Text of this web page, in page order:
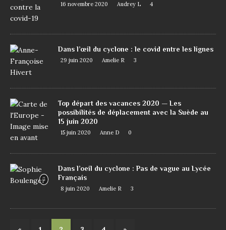
16 novembre 2020 Audrey L 4
Dans l’œil du cyclone : le covid entre les lignes
29 juin 2020 Amelie R 3
Top départ des vacances 2020 — Les
possibilités de déplacement avec la Suède au
15 juin 2020
15 juin 2020 Anne D 0
Dans l’oeil du cyclone : Pas de vague au Lycée
Français
8 juin 2020 Amelie R 3